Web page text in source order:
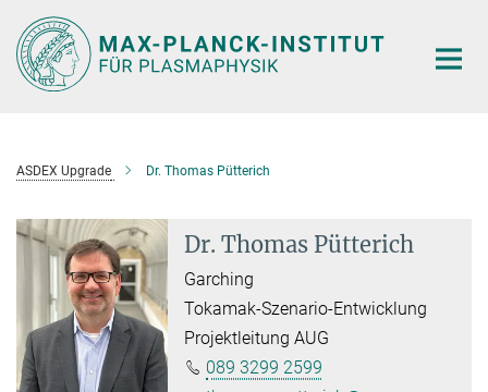
Hauptinhalt
ASDEX Upgrade Dr. Thomas Pütterich
Dr. Thomas Pütterich
Garching
Tokamak-Szenario-Entwicklung
Projektleitung AUG
089 3299 2599